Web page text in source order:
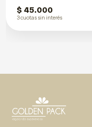
$ 45.000
3 cuotas sin interés